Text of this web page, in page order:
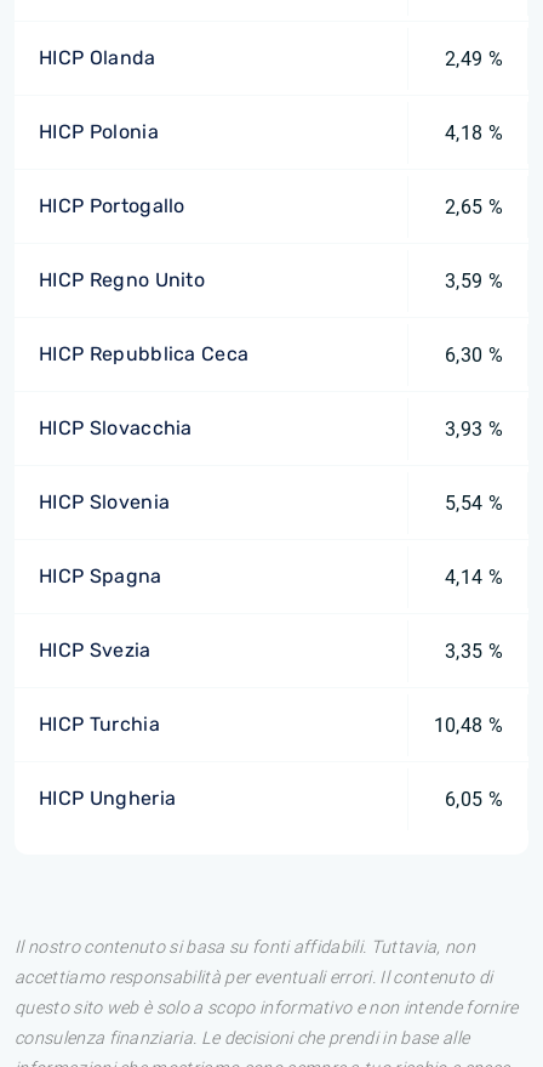
HICP Olanda 2,49 %
HICP Polonia 4,18 %
HICP Portogallo 2,65 %
HICP Regno Unito 3,59 %
HICP Repubblica Ceca 6,30 %
HICP Slovacchia 3,93 %
HICP Slovenia 5,54 %
HICP Spagna 4,14 %
HICP Svezia 3,35 %
HICP Turchia 10,48 %
HICP Ungheria 6,05 %
Il nostro contenuto si basa su fonti affidabili. Tuttavia, non
accettiamo responsabilità per eventuali errori. Il contenuto di
questo sito web è solo a scopo informativo e non intende fornire
consulenza finanziaria. Le decisioni che prendi in base alle